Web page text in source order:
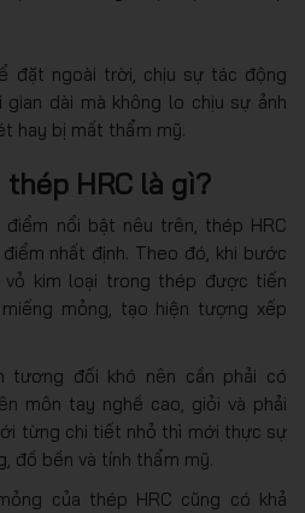
đặt ngoài trời, chịu sự tác động
dài mà không lo chịu sự ảnh
hay bị mất thẩm mỹ.
HRC là gì?
điểm nổi bật nêu trên, thép HRC
nhất định. Theo đó, khi bước
vỏ kim loại trong thép được tiến
mỏng, tạo hiện tượng xếp
tương đối khó nên cần phải có
môn tay nghề cao, giỏi và phải
từng chi tiết nhỏ thì mới thực sự
đồ bền và tính thẩm mỹ.
của thép HRC cũng có khả